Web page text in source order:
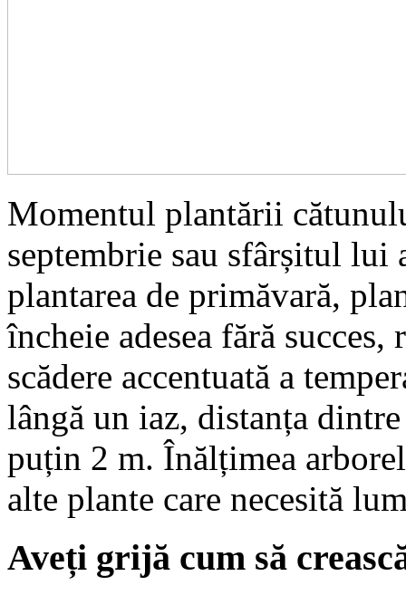
Momentul plantării
septembrie sau sfârșitul lui
plantarea de primăvară,
încheie adesea fără
scădere accentuată a
lângă un iaz, distanța
puțin 2 m. Înălțimea
alte plante care necesită
Aveți grijă cum să